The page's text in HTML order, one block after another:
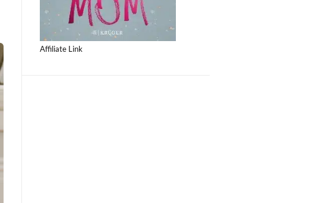
Affiliate Link